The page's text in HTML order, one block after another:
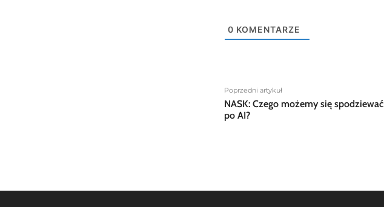
0 KOMENTARZE
Poprzedni artykuł
NASK: Czego możemy się spodziewać
po AI?